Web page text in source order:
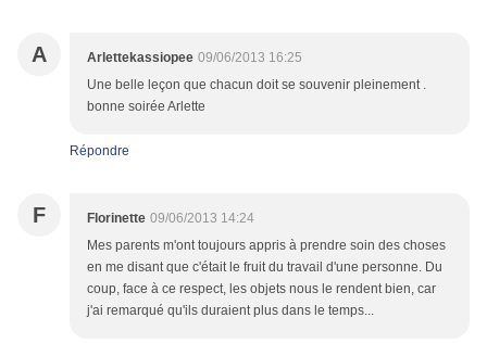
A Arlettekassiopee 09/06/2013 16:25
Une belle leçon que chacun doit se souvenir pleinement .
bonne soirée Arlette
Répondre
F Florinette 09/06/2013 14:24
Mes parents m'ont toujours appris à prendre soin des choses
en me disant que c'était le fruit du travail d'une personne. Du
coup, face à ce respect, les objets nous le rendent bien, car
j'ai remarqué qu'ils duraient plus dans le temps...